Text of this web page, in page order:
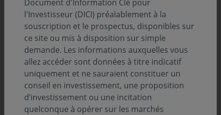
fonds couvrant les plus grandes places
financières mondiales à travers les
principales classes d’actifs.
Document d'Information Clé pour
l'Investisseur (DICI) préalablement à la
souscription et le prospectus, disponibles sur
ce site ou mis à disposition sur simple
demande. Les informations auxquelles vous
allez accéder sont données à titre indicatif
uniquement et ne sauraient constituer un
conseil en investissement, une proposition
d’investissement ou une incitation
quelconque à opérer sur les marchés